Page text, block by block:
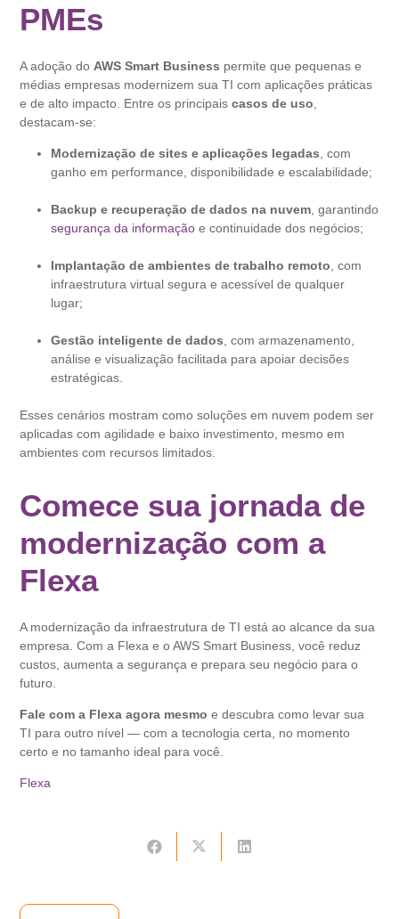
PMEs
A adoção do AWS Smart Business permite que pequenas e
médias empresas modernizem sua TI com aplicações práticas
e de alto impacto. Entre os principaiscasos de uso
destacam-se:
Modernização de sites e aplicações legadas , com
ganho em performance, disponibilidade e escalabilidade;
Backup e recuperação de dados na nuvem , garantindo
segurança da informação e continuidade dos negócios;
Implantação de ambientes de trabalho remoto , com
infraestrutura virtual segura e acessível de qualquer
lugar;
Gestão inteligente de dados , com armazenamento,
análise e visualização facilitada para apoiar decisões
estratégicas.
Esses cenários mostram como soluções em nuvem podem ser
aplicadas com agilidade e baixo investimento, mesmo em
ambientes com recursos limitados.
Comece sua jornada de
modernização com a
Flexa
A modernização da infraestrutura de TI está ao alcance da sua
empresa. Com a Flexa e o AWS Smart Business, você reduz
custos, aumenta a segurança e prepara seu negócio para o
futuro.
Fale com a Flexa agora mesmo e descubra como levar sua
TI para outro nível — com a tecnologia certa, no momento
certo e no tamanho ideal para você.
Flexa